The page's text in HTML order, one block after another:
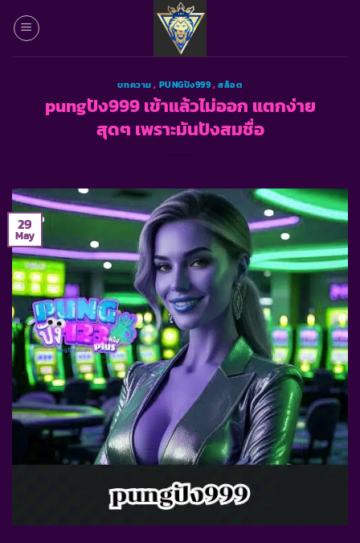
บทความ, PUNGปัง999,สล็อต
pungปัง999 เข้าแล้วไม่ออก แตกง่าย
สุดๆ เพราะมันปังสมชื่อ
29
May